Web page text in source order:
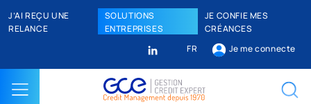
J’AI REÇU UNE
RELANCE
SOLUTIONS
ENTREPRISES
JE CONFIE MES
CRÉANCES
FR
Je me connecte